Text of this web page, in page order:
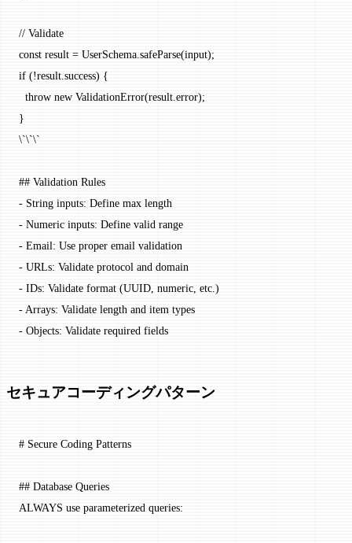
// Validate
const result = UserSchema.safeParse(input);
if (!result.success) {
  throw new ValidationError(result.error);
}
\`\`\`
## Validation Rules
- String inputs: Define max length
- Numeric inputs: Define valid range
- Email: Use proper email validation
- URLs: Validate protocol and domain
- IDs: Validate format (UUID, numeric, etc.)
- Arrays: Validate length and item types
- Objects: Validate required fields
セキュアコーディングパターン
# Secure Coding Patterns
## Database Queries
ALWAYS use parameterized queries: